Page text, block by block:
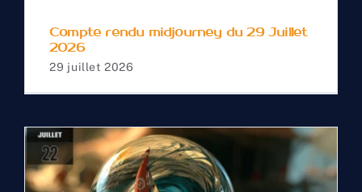
Compte rendu midjourney du 29 Juillet
2026
29 juillet 2026